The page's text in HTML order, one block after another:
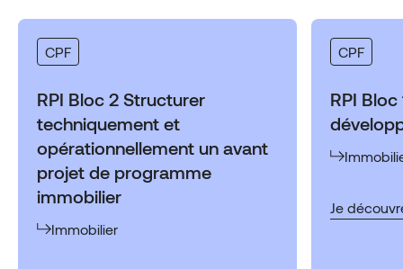
CPF
RPI Bloc 2 Structurer
techniquement et
opérationnellement un avant
projet de programme
immobilier
Immobilier
CPF
RPI
Je
:
RPI